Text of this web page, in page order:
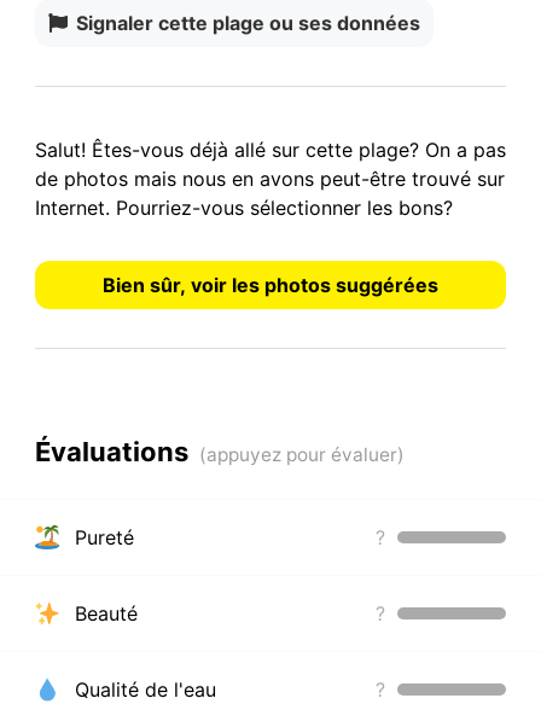
Signaler cette plage ou ses données
Salut! Êtes-vous déjà allé sur cette plage? On a pas
de photos mais nous en avons peut-être trouvé sur
Internet. Pourriez-vous sélectionner les bons?
Bien sûr, voir les photos suggérées
Évaluations
Pureté ?
Beauté ?
Qualité de l'eau ?